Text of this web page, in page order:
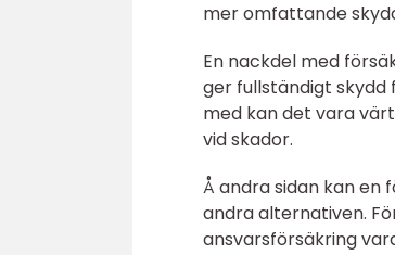
mer omfattande
En nackdel med
ger fullständigt skydd
med kan det vara
vid skador.
Å andra sidan kan en
andra alternativen.
ansvarsförsäkring